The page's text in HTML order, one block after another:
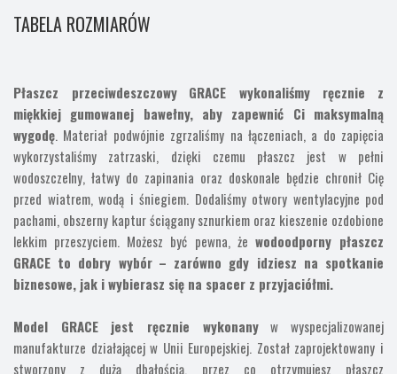
TABELA ROZMIARÓW
Płaszcz przeciwdeszczowy GRACE wykonaliśmy ręcznie
z
miękkiej gumowanej bawełny, aby zapewnić Ci maksymalną
wygodę. Materiał podwójnie zgrzaliśmy na łączeniach, a do zapięcia
wykorzystaliśmy zatrzaski, dzięki czemu płaszcz jest w pełni
wodoszczelny, łatwy do zapinania oraz doskonale będzie chronił Cię
przed wiatrem, wodą i śniegiem. Dodaliśmy otwory wentylacyjne pod
pachami, obszerny kaptur ściągany sznurkiem oraz kieszenie ozdobione
lekkim przeszyciem. Możesz być pewna, że wodoodporny płaszcz
GRACE to dobry wybór – zarówno gdy idziesz na spotkanie
biznesowe, jak i wybierasz się na spacer z przyjaciółmi.
Model GRACE jest ręcznie wykonanyw wyspecjalizowanej
manufakturze działającej w Unii Europejskiej. Został zaprojektowany i
stworzony z dużą dbałością, przez co otrzymujesz płaszcz